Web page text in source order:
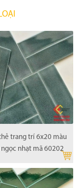
trang trí 6x20 màu
nhạt mã 60202